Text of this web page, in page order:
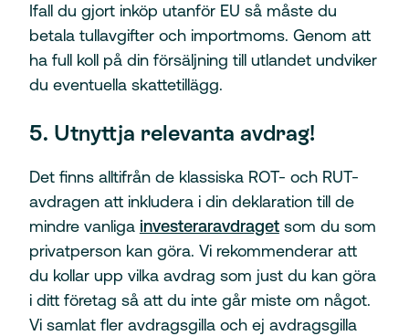
Ifall du gjort inköp utanför EU så måste du
betala tullavgifter och importmoms. Genom att
ha full koll på din försäljning till utlandet undviker
du eventuella skattetillägg.
5. Utnyttja relevanta avdrag!
Det finns alltifrån de klassiska ROT- och RUT-
avdragen att inkludera i din deklaration till de
mindre vanliga investeraravdragetsom du som
privatperson kan göra. Vi rekommenderar att
du kollar upp vilka avdrag som just du kan göra
i ditt företag så att du inte går miste om något.
Vi samlat fler avdragsgilla och ej avdragsgilla